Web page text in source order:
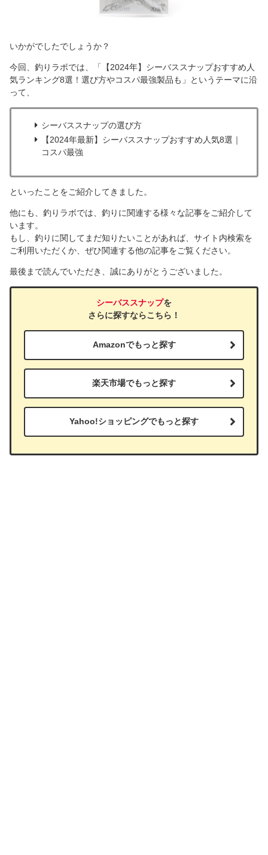
いかがでしたでしょうか？
今回、釣りラボでは、「【2024年】シーバススナップおすすめ人
気ランキング8選！選び方やコスパ最強製品も」というテーマに沿
って、
シーバススナップの選び方
【2024年最新】シーバススナップおすすめ人気8選｜
コスパ最強
といったことをご紹介してきました。
他にも、釣りラボでは、釣りに関連する様々な記事をご紹介して
います。
もし、釣りに関してまだ知りたいことがあれば、サイト内検索を
ご利用いただくか、ぜひ関連する他の記事をご覧ください。
最後まで読んでいただき、誠にありがとうございました。
シーバススナップを
さらに探すならこちら！
Amazonでもっと探す
楽天市場でもっと探す
Yahoo!ショッピングでもっと探す